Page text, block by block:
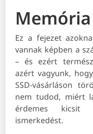
Ez a fejezet
vannak képben a
– és ezért
azért vagyunk,
SSD-vásárláson
nem tudod, miért
érdemes kicsit
ismerkedést.